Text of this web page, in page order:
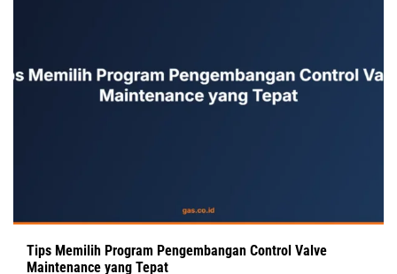
Tips Memilih Program Pengembangan Control Valve
Maintenance yang Tepat